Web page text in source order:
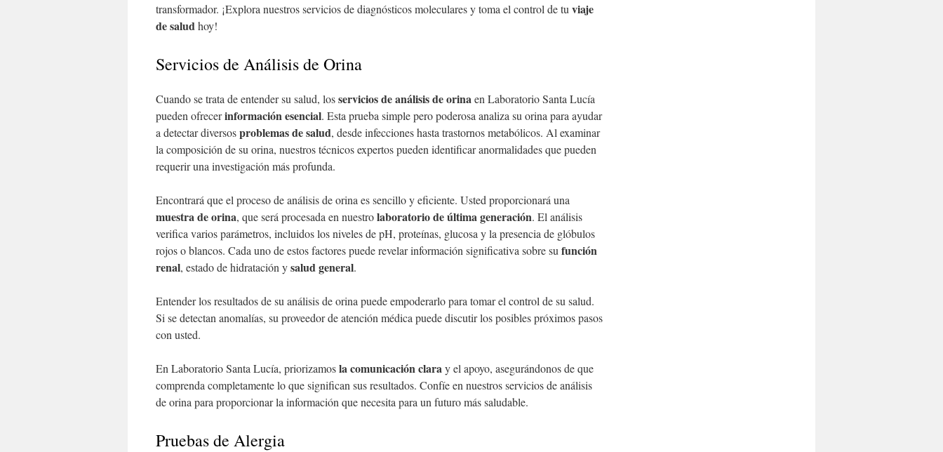
transformador. ¡Explora nuestros servicios de diagnósticos moleculares y toma el control de tu viaje
de saludhoy!
Servicios de Análisis de Orina
Cuando se trata de entender su salud, losservicios de análisis de orinaen Laboratorio Santa Lucía
pueden ofrecerinformación esencial. Esta prueba simple pero poderosa analiza su orina para ayudar
a detectar diversosproblemas de salud, desde infecciones hasta trastornos metabólicos. Al examinar
la composición de su orina, nuestros técnicos expertos pueden identificar anormalidades que pueden
requerir una investigación más profunda.
Encontrará que el proceso de análisis de orina es sencillo y eficiente. Usted proporcionará una
muestra de orina, que será procesada en nuestrolaboratorio de última generación. El análisis
verifica varios parámetros, incluidos los niveles de pH, proteínas, glucosa y la presencia de glóbulos
rojos o blancos. Cada uno de estos factores puede revelar información significativa sobre su función
renal, estado de hidratación ysalud general.
Entender los resultados de su análisis de orina puede empoderarlo para tomar el control de su salud.
Si se detectan anomalías, su proveedor de atención médica puede discutir los posibles próximos pasos
con usted.
En Laboratorio Santa Lucía, priorizamosla comunicación claray el apoyo, asegurándonos de que
comprenda completamente lo que significan sus resultados. Confíe en nuestros servicios de análisis
de orina para proporcionar la información que necesita para un futuro más saludable.
Pruebas de Alergia